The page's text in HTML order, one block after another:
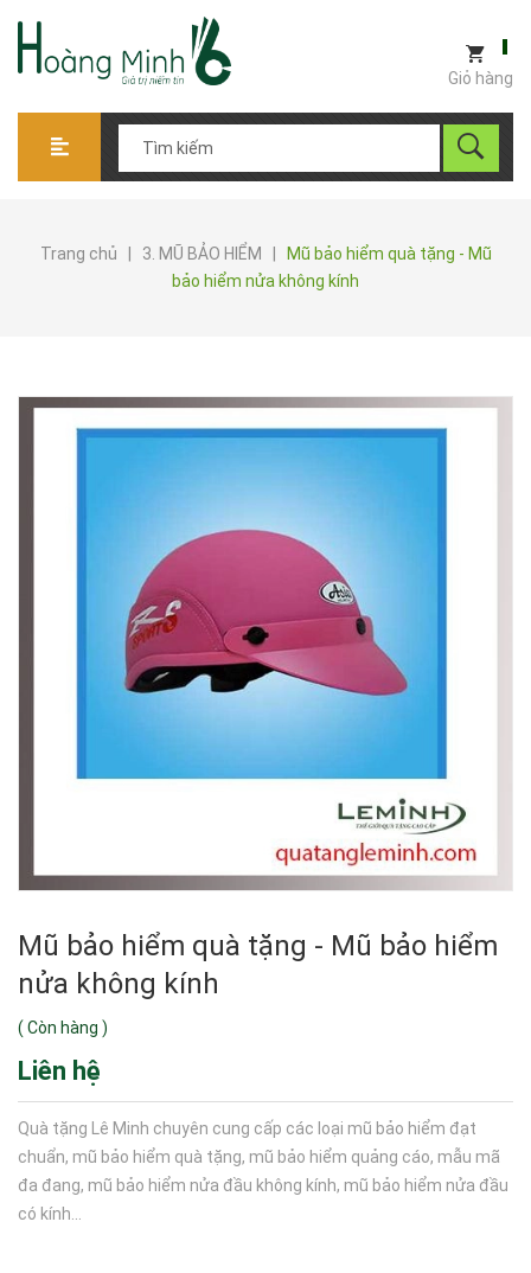
Giỏ hàng
Trang chủ 3. MŨ BẢO HIỂM
Mũ bảo hiểm quà tặng - Mũ
bảo hiểm nửa không kính
Mũ bảo hiểm quà tặng - Mũ bảo hiểm
nửa không kính
( Còn hàng )
Liên hệ
Quà tặng Lê Minh chuyên cung cấp các loại mũ bảo hiểm đạt
chuẩn, mũ bảo hiểm quà tặng, mũ bảo hiểm quảng cáo, mẫu mã
đa đang, mũ bảo hiểm nửa đầu không kính, mũ bảo hiểm nửa đầu
có kính...